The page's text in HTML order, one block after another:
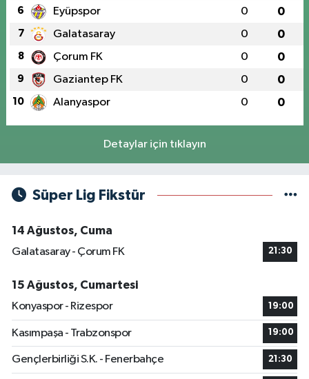
6 Eyüpspor 0 0
7 Galatasaray 0 0
8 Çorum FK 0 0
9 Gaziantep FK 0 0
10 Alanyaspor 0 0
Detaylar için tıklayın
Süper Lig Fikstür
14 Ağustos, Cuma
Galatasaray - Çorum FK
21:30
15 Ağustos, Cumartesi
Konyaspor - Rizespor
19:00
Kasımpaşa - Trabzonspor 19:00
Gençlerbirliği S.K. - Fenerbahçe 21:30